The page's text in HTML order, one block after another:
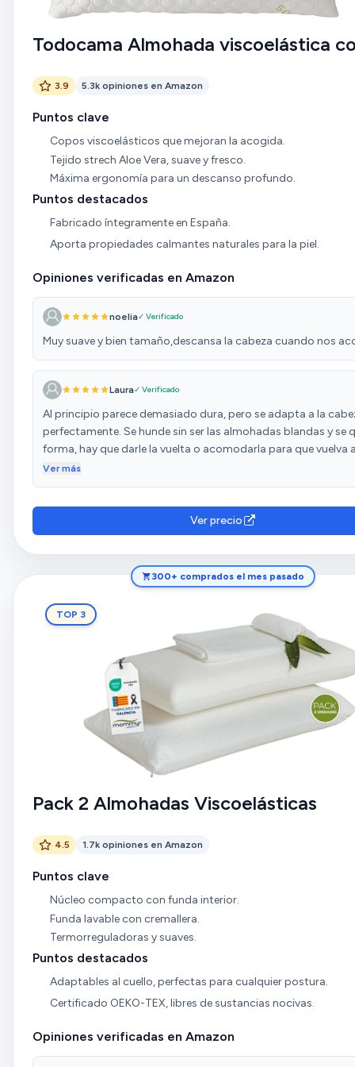
Todocama Almohada viscoelástica
3.9 5.3k opiniones en Amazon
Puntos clave
Copos viscoelásticos que mejoran la acogida.
Tejido strech Aloe Vera, suave y fresco.
Máxima ergonomía para un descanso profundo.
Puntos destacados
Fabricado íntegramente en España.
Aporta propiedades calmantes naturales para la piel.
Opiniones verificadas en Amazon
noelia✓ Verificado
Muy suave y bien tamaño,descansa la cabeza cuando nos
Laura✓ Verificado
Al principio parece demasiado dura, pero se adapta a la
perfectamente. Se hunde sin ser las almohadas blandas y se
forma, hay que darle la vuelta o acomodarla para que vuelva
como al principio. Es muy cómoda y muy bien de precio al
Ver más
Ver precio
300+ comprados el mes pasado
TOP 3
Pack 2 Almohadas Viscoelásticas
4.5 1.7k opiniones en Amazon
Puntos clave
Núcleo compacto con funda interior.
Funda lavable con cremallera.
Termorreguladoras y suaves.
Puntos destacados
Adaptables al cuello, perfectas para cualquier postura.
Certificado OEKO-TEX, libres de sustancias nocivas.
Opiniones verificadas en Amazon